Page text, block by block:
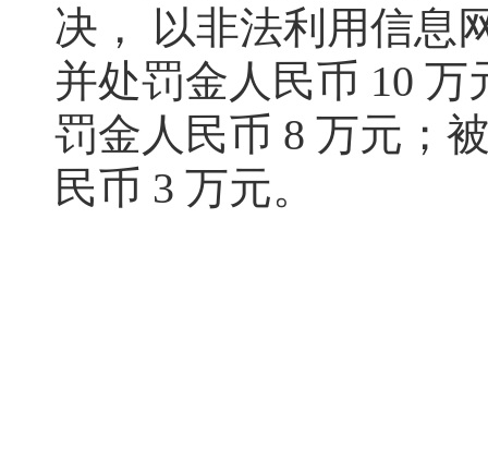
决， 以非法利用信息
并处罚金人民币 10
罚金人民币 8 万元；
民币 3 万元。